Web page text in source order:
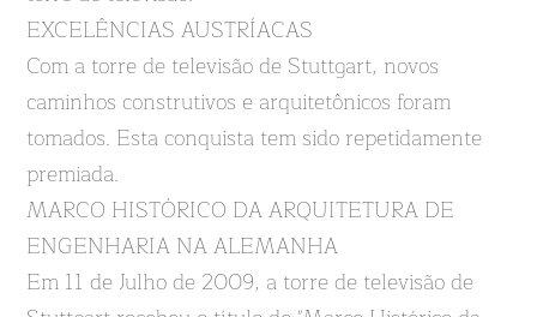
EXCELÊNCIAS AUSTRÍACAS
Com a torre de televisão de Stuttgart, novos
caminhos construtivos e arquitetônicos foram
tomados. Esta conquista tem sido repetidamente
premiada.
MARCO HISTÓRICO DA ARQUITETURA DE
ENGENHARIA NA ALEMANHA
Em 11 de Julho de 2009, a torre de televisão de